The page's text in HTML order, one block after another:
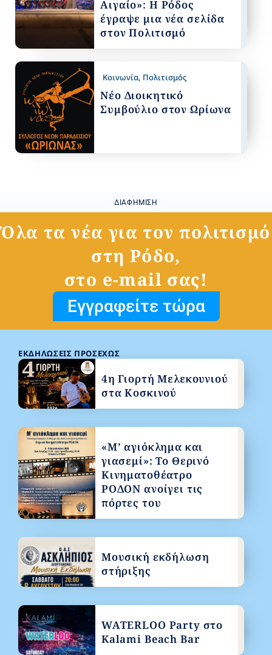
Αιγαίο»: Η Ρόδος
έγραψε μια νέα σελίδα
στον Πολιτισμό
Κοινωνία, Πολιτισμός
Νέο Διοικητικό
Συμβούλιο στον Ωρίωνα
ΔΙΑΦΉΜΙΣΗ
Όλα τα νέα για τον πολιτισμό
στη Ρόδο,
στο e-mail σας!
Εγγραφείτε τώρα
ΕΚΔΗΛΏΣΕΙΣ ΠΡΟΣΕΧΏΣ
4η Γιορτή Μελεκουνιού
στα Κοσκινού
«Μ’ αγιόκλημα και
γιασεμί»: Το Θερινό
Κινηματοθέατρο
ΡΟΔΟΝ ανοίγει τις
πόρτες του
Μουσική εκδήλωση
στήριξης
WATERLOO Party στο
Kalami Beach Bar